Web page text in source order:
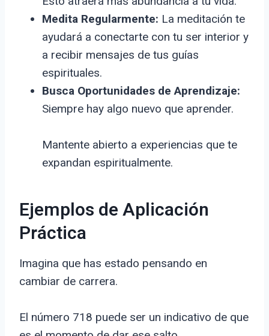
Medita Regularmente: La meditación te
ayudará a conectarte con tu ser interior y
a recibir mensajes de tus guías
espirituales.
Busca Oportunidades de Aprendizaje:
Siempre hay algo nuevo que aprender.
Mantente abierto a experiencias que te
expandan espiritualmente.
Ejemplos de Aplicación
Práctica
Imagina que has estado pensando en
cambiar de carrera.
El número 718 puede ser un indicativo de que